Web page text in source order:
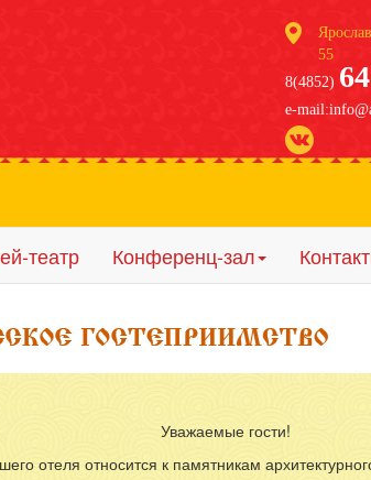
55
8(4852)
e-
напротив Кремля
бесплатно для проживающих в
театр Конференц-зал
Уважаемые гости!
отеля относится к памятникам